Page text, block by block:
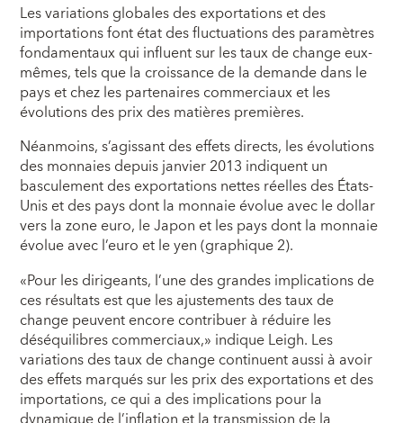
Les variations globales des exportations et des
importations font état des fluctuations des paramètres
fondamentaux qui influent sur les taux de change eux-
mêmes, tels que la croissance de la demande dans le
pays et chez les partenaires commerciaux et les
évolutions des prix des matières premières.
Néanmoins, s’agissant des effets directs, les évolutions
des monnaies depuis janvier 2013 indiquent un
basculement des exportations nettes réelles des États-
Unis et des pays dont la monnaie évolue avec le dollar
vers la zone euro, le Japon et les pays dont la monnaie
évolue avec l’euro et le yen (graphique 2).
«Pour les dirigeants, l’une des grandes implications de
ces résultats est que les ajustements des taux de
change peuvent encore contribuer à réduire les
déséquilibres commerciaux,» indique Leigh. Les
variations des taux de change continuent aussi à avoir
des effets marqués sur les prix des exportations et des
importations, ce qui a des implications pour la